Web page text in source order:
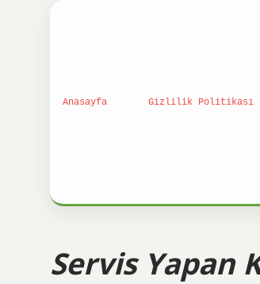
Anasayfa Gizlilik Politikası
Servis Yapan